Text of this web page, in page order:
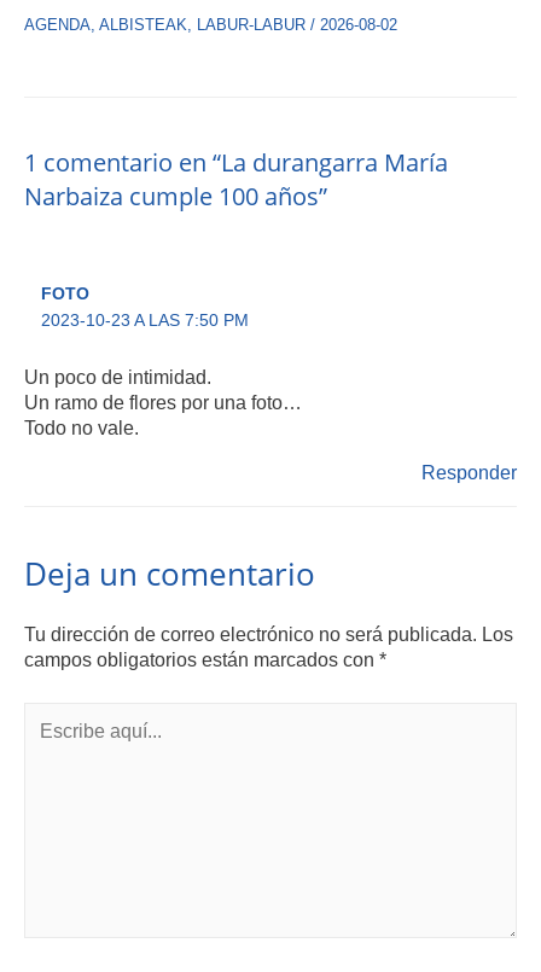
AGENDA, ALBISTEAK, LABUR-LABUR / 2026-08-02
1 comentario en “La durangarra María
Narbaiza cumple 100 años”
FOTO
2023-10-23 A LAS 7:50 PM
Un poco de intimidad.
Un ramo de flores por una foto…
Todo no vale.
Responder
Deja un comentario
Tu dirección de correo electrónico no será publicada. Los
campos obligatorios están marcados con *